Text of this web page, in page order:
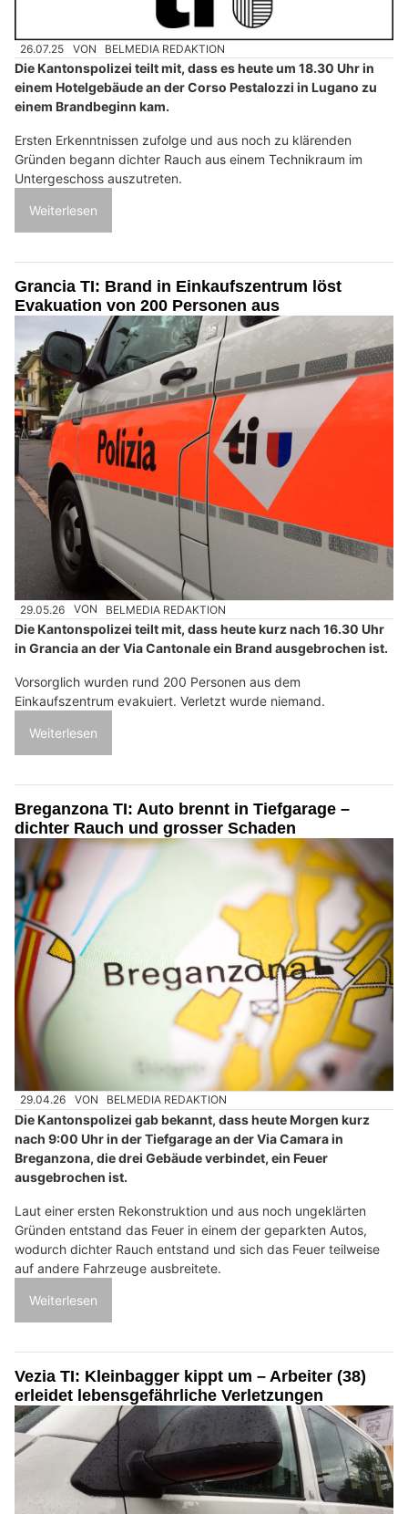
26.07.25 VON BELMEDIA REDAKTION
Die Kantonspolizei teilt mit, dass es heute um 18.30 Uhr in
einem Hotelgebäude an der Corso Pestalozzi in Lugano zu
einem Brandbeginn kam.
Ersten Erkenntnissen zufolge und aus noch zu klärenden
Gründen begann dichter Rauch aus einem Technikraum im
Untergeschoss auszutreten.
Weiterlesen
Grancia TI: Brand in Einkaufszentrum löst
Evakuation von 200 Personen aus
29.05.26 VON BELMEDIA REDAKTION
Die Kantonspolizei teilt mit, dass heute kurz nach 16.30 Uhr
in Grancia an der Via Cantonale ein Brand ausgebrochen ist.
Vorsorglich wurden rund 200 Personen aus dem
Einkaufszentrum evakuiert. Verletzt wurde niemand.
Weiterlesen
Breganzona TI: Auto brennt in Tiefgarage –
dichter Rauch und grosser Schaden
29.04.26 VON BELMEDIA REDAKTION
Die Kantonspolizei gab bekannt, dass heute Morgen kurz
nach 9:00 Uhr in der Tiefgarage an der Via Camara in
Breganzona, die drei Gebäude verbindet, ein Feuer
ausgebrochen ist.
Laut einer ersten Rekonstruktion und aus noch ungeklärten
Gründen entstand das Feuer in einem der geparkten Autos,
wodurch dichter Rauch entstand und sich das Feuer teilweise
auf andere Fahrzeuge ausbreitete.
Weiterlesen
Vezia TI: Kleinbagger kippt um – Arbeiter (38)
erleidet lebensgefährliche Verletzungen